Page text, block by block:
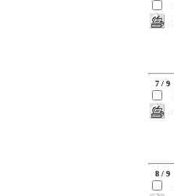
7 / 9
8 / 9